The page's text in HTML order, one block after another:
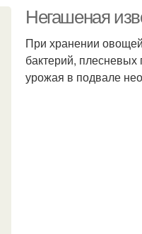
Негашеная
При хранении
бактерий,
урожая в подвале